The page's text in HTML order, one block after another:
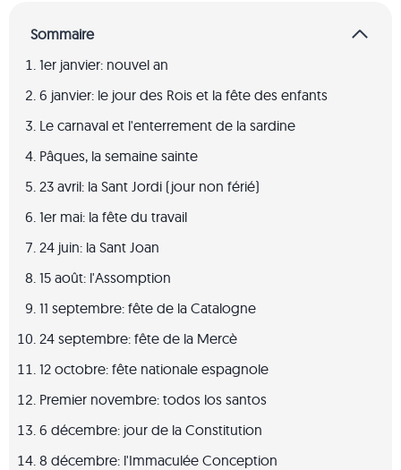
Sommaire
1er janvier: nouvel an
6 janvier: le jour des Rois et la fête des enfants
Le carnaval et l'enterrement de la sardine
Pâques, la semaine sainte
23 avril: la Sant Jordi (jour non férié)
1er mai: la fête du travail
24 juin: la Sant Joan
15 août: l'Assomption
11 septembre: fête de la Catalogne
24 septembre: fête de la Mercè
12 octobre: fête nationale espagnole
Premier novembre: todos los santos
6 décembre: jour de la Constitution
8 décembre: l'Immaculée Conception